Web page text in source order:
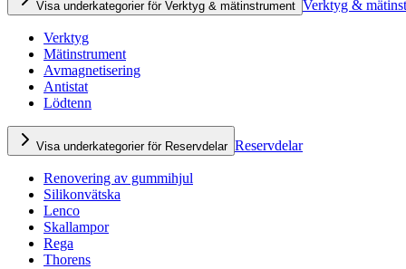
Visa underkategorier för Verktyg & mätinstrument Verktyg &
Verktyg
Mätinstrument
Avmagnetisering
Antistat
Lödtenn
Visa underkategorier för Reservdelar Reservdelar
Renovering av gummihjul
Silikonvätska
Lenco
Skallampor
Rega
Thorens